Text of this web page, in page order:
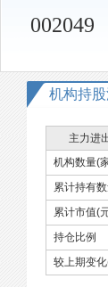
002049